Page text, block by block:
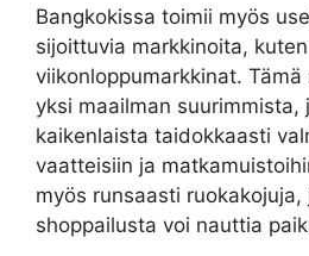
Bangkokissa toimii myös
sijoittuvia markkinoita,
viikonloppumarkkinat.
yksi maailman suurimmista,
kaikenlaista taidokkaasti
vaatteisiin ja
myös runsaasti
shoppailusta voi nauttia